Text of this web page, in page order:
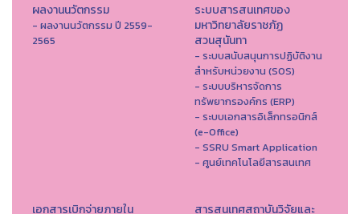
ผลงานนวัตกรรม
- ผลงานนวัตกรรม ปี 2559-
2565
ระบบสารสนเทศของ
มหาวิทยาลัยราชภัฏ
สวนสุนันทา
- ระบบสนับสนุนการปฏิบัติงาน
สำหรับหน่วยงาน (SOS)
- ระบบบริหารจัดการ
ทรัพยากรองค์กร (ERP)
- ระบบเอกสารอิเล็กทรอนิกส์
(e-Office)
- SSRU Smart Application
- ศูนย์เทคโนโลยีสารสนเทศ
เอกสารเบิกจ่ายภายใน สารสนเทศสถาบันวิจัยและ